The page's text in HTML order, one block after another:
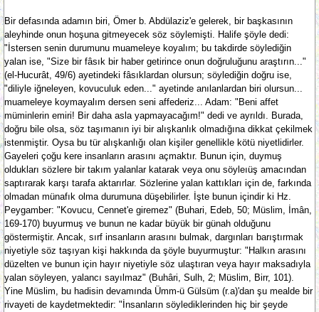
Bir defasında adamın biri, Ömer b. Abdülaziz'e gelerek, bir başkasının
aleyhinde onun hoşuna gitmeyecek söz söylemişti. Halife şöyle dedi:
"İstersen senin durumunu muameleye koyalım; bu takdirde söylediğin
yalan ise, "Size bir fâsık bir haber getirince onun doğruluğunu araştırın..."
(el-Hucurât, 49/6) ayetindeki fâsıklardan olursun; söylediğin doğru ise,
"diliyle iğneleyen, kovuculuk eden..." ayetinde anılanlardan biri olursun...
muameleye koymayalım dersen seni affederiz... Adam: "Beni affet
müminlerin emiri! Bir daha asla yapmayacağım!" dedi ve ayrıldı. Burada,
doğru bile olsa, söz taşımanın iyi bir alışkanlık olmadığına dikkat çekilmek
istenmiştir. Oysa bu tür alışkanlığı olan kişiler genellikle kötü niyetlidirler.
Gayeleri çoğu kere insanların arasını açmaktır. Bunun için, duymuş
oldukları sözlere bir takım yalanlar katarak veya onu söyleıüş amacından
saptırarak karşı tarafa aktarırlar. Sözlerine yalan kattıkları için de, farkında
olmadan münafık olma durumuna düşebilirler. İşte bunun içindir ki Hz.
Peygamber: "Kovucu, Cennet'e giremez" (Buhari, Edeb, 50; Müslim, İmân,
169-170) buyurmuş ve bunun ne kadar büyük bir günah olduğunu
göstermiştir. Ancak, sırf insanların arasını bulmak, dargınları barıştırmak
niyetiyle söz taşıyan kişi hakkında da şöyle buyurmuştur: "Halkın arasını
düzelten ve bunun için hayır niyetiyle söz ulaştıran veya hayır maksadıyla
yalan söyleyen, yalancı sayılmaz" (Buhâri, Sulh, 2; Müslim, Birr, 101).
Yine Müslim, bu hadisin devamında Ümm-ü Gülsüm (r.a)'dan şu mealde bir
rivayeti de kaydetmektedir: "İnsanların söylediklerinden hiç bir şeyde